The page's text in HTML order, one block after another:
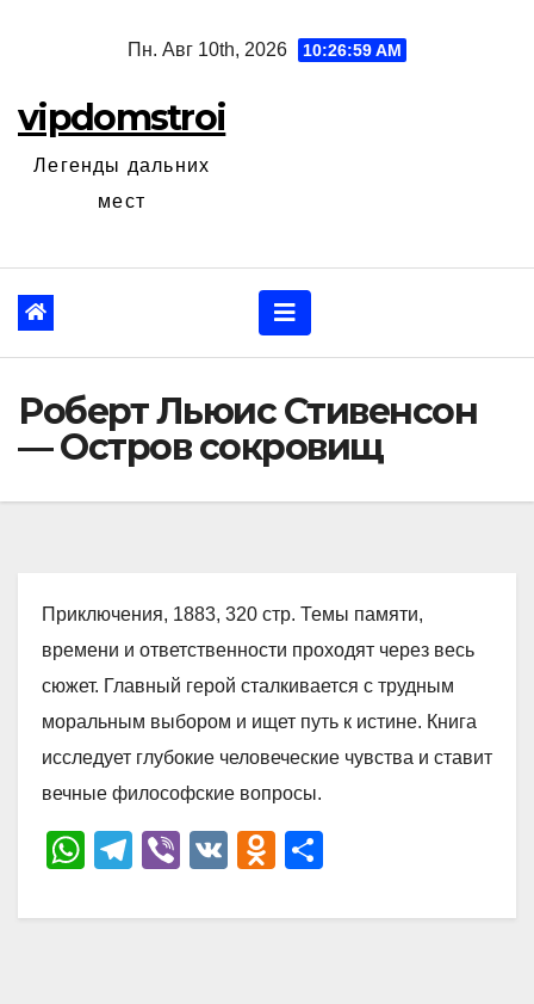
Пн. Авг 10th, 2026 10:27:00 AM
vipdomstroi
Легенды дальних
мест
Роберт Льюис Стивенсон
— Остров сокровищ
Приключения, 1883, 320 стр. Темы памяти,
времени и ответственности проходят через весь
сюжет. Главный герой сталкивается с трудным
моральным выбором и ищет путь к истине. Книга
исследует глубокие человеческие чувства и ставит
вечные философские вопросы.
W
at
T
e
Vi
er
V
O
n
р